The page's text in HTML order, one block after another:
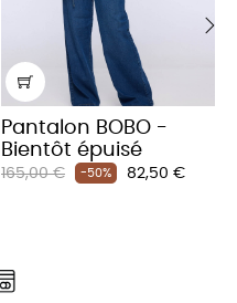
Pantalon BOBO -
Bientôt épuisé
Prix
165,00 € -50% Prix
82,50 €